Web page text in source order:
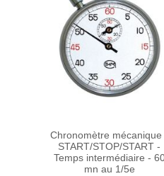
Chronomètre mécanique
START/STOP/START -
Temps intermédiaire -
mn au 1/5e